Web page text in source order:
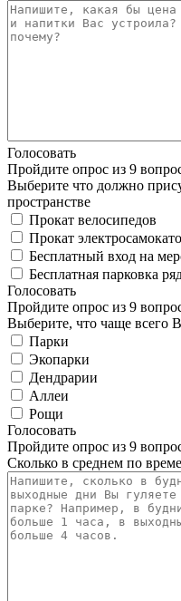
Голосовать
Пройдите опрос из 9
Выберите что должно
пространстве
Прокат велосипедов
Прокат
Бесплатный вход на
Бесплатная парковка
Голосовать
Пройдите опрос из 9
Выберите, что чаще всего
Парки
Экопарки
Дендрарии
Аллеи
Рощи
Голосовать
Пройдите опрос из 9
Сколько в среднем по